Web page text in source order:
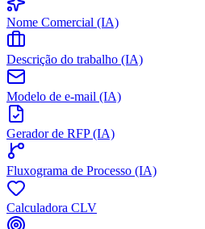
Nome Comercial (IA)
Descrição do trabalho (IA)
Modelo de e-mail (IA)
Gerador de RFP (IA)
Fluxograma de Processo (IA)
Calculadora CLV